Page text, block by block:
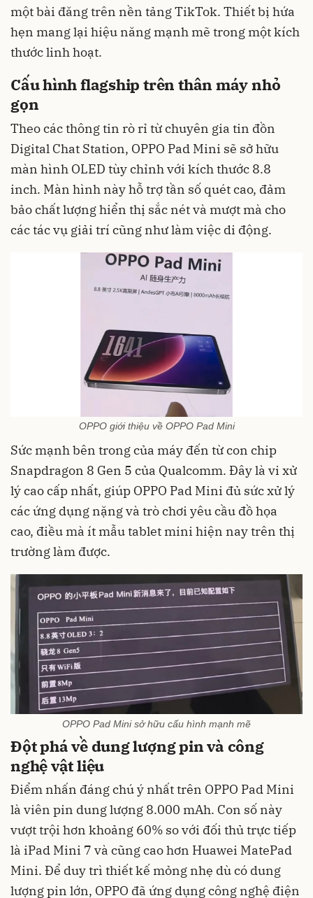
một bài đăng trên nền tảng TikTok. Thiết bị hứa
hẹn mang lại hiệu năng mạnh mẽ trong một kích
thước linh hoạt.
Cấu hình flagship trên thân máy nhỏ
gọn
Theo các thông tin rò rỉ từ chuyên gia tin đồn
Digital Chat Station, OPPO Pad Mini sẽ sở hữu
màn hình OLED tùy chỉnh với kích thước 8.8
inch. Màn hình này hỗ trợ tần số quét cao, đảm
bảo chất lượng hiển thị sắc nét và mượt mà cho
các tác vụ giải trí cũng như làm việc di động.
OPPO giới thiệu về OPPO Pad Mini
Sức mạnh bên trong của máy đến từ con chip
Snapdragon 8 Gen 5 của Qualcomm. Đây là vi xử
lý cao cấp nhất, giúp OPPO Pad Mini đủ sức xử lý
các ứng dụng nặng và trò chơi yêu cầu đồ họa
cao, điều mà ít mẫu tablet mini hiện nay trên thị
trường làm được.
OPPO Pad Mini sở hữu cấu hình mạnh mẽ
Đột phá về dung lượng pin và công
nghệ vật liệu
Điểm nhấn đáng chú ý nhất trên OPPO Pad Mini
là viên pin dung lượng 8.000 mAh. Con số này
vượt trội hơn khoảng 60% so với đối thủ trực tiếp
là iPad Mini 7 và cũng cao hơn Huawei MatePad
Mini. Để duy trì thiết kế mỏng nhẹ dù có dung
lượng pin lớn, OPPO đã ứng dụng công nghệ điện